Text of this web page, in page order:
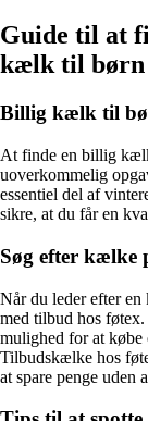
Guide til at
kælk til børn
Billig kælk til
At finde en billig
uoverkommelig
essentiel del af
sikre, at du får en
Søg efter kælke
Når du leder efter
med tilbud hos
mulighed for at
Tilbudskælke hos
at spare penge uden